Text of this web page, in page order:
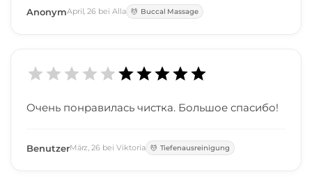
AnonymApril,26 beiAlla Buccal Massage
Очень понравилась чистка. Большое спасибо!
BenutzerMärz,26 bei Viktoria Tiefenausreinigung